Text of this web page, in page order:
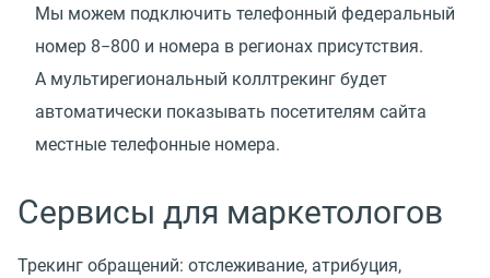
Мы можем подключить телефонный федеральный
номер 8−800 и номера в регионах присутствия.
А мультирегиональный коллтрекинг будет
автоматически показывать посетителям сайта
местные телефонные номера.
Сервисы для маркетологов
Трекинг обращений: отслеживание, атрибуция,